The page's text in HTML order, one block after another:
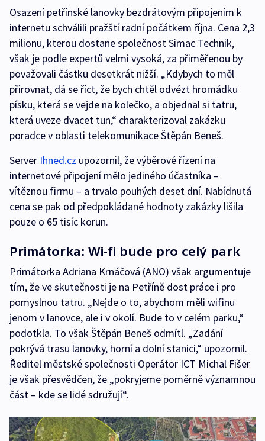
Osazení petřínské lanovky bezdrátovým připojením k
internetu schválili pražští radní počátkem října. Cena 2,3
milionu, kterou dostane společnost Simac Technik,
však je podle expertů velmi vysoká, za přiměřenou by
považovali částku desetkrát nižší. „Kdybych to měl
přirovnat, dá se říct, že bych chtěl odvézt hromádku
písku, která se vejde na kolečko, a objednal si tatru,
která uveze dvacet tun,“ charakterizoval zakázku
poradce v oblasti telekomunikace Štěpán Beneš.
Server Ihned.cz upozornil, že výběrové řízení na
internetové připojení mělo jediného účastníka –
vítěznou firmu – a trvalo pouhých deset dní. Nabídnutá
cena se pak od předpokládané hodnoty zakázky lišila
pouze o 65 tisíc korun.
Primátorka: Wi-fi bude pro celý park
Primátorka Adriana Krnáčová (ANO) však argumentuje
tím, že ve skutečnosti je na Petříně dost práce i pro
pomyslnou tatru. „Nejde o to, abychom měli wifinu
jenom v lanovce, ale i v okolí. Bude to v celém parku,“
podotkla. To však Štěpán Beneš odmítl. „Zadání
pokrývá trasu lanovky, horní a dolní stanici,“ upozornil.
Ředitel městské společnosti Operátor ICT Michal Fišer
je však přesvědčen, že „pokryjeme poměrně významnou
část – kde se lidé sdružují“.